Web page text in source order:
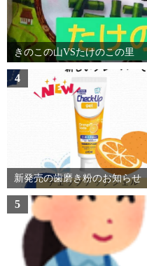
きのこの山VSたけのこの里
4
新発売の歯磨き粉のお知らせ
5